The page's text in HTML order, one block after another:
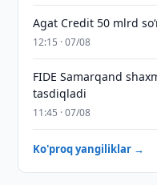
Agat Credit 50 mlrd
12:15 · 07/08
FIDE Samarqand
tasdiqladi
11:45 · 07/08
Ko'proq yangiliklar →